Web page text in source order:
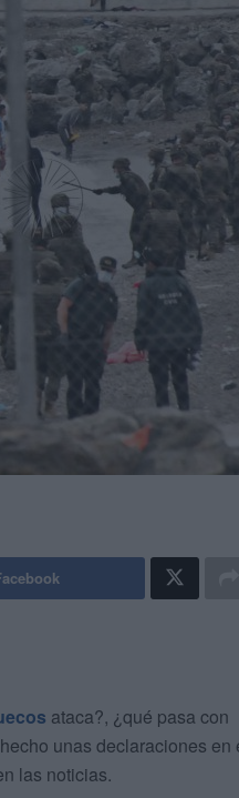
ataca?, ¿qué pasa con
unas declaraciones en
las noticias.